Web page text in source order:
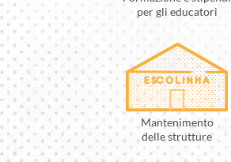
per gli educatori
Mantenimento
delle strutture